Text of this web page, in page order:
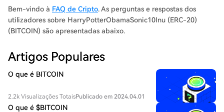
Bem-vindo à FAQ de Cripto. As perguntas e respostas dos
utilizadores sobre HarryPotterObamaSonic10Inu (ERC-20)
(BITCOIN) são apresentadas abaixo.
Artigos Populares
O que é BITCOIN
2.2k Visualizações TotaisPublicado em 2024.04.01
O que é $BITCOIN